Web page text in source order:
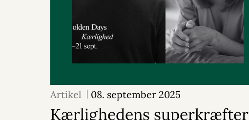
Artikel 08. september 2025
Kærlighedens superkræfter